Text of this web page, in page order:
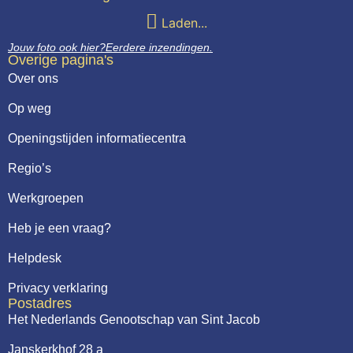
Laden...
Jouw foto ook hier?Eerdere inzendingen.
Overige pagina's
Over ons
Op weg
Openingstijden informatiecentra
Regio’s
Werkgroepen
Heb je een vraag?
Helpdesk
Privacy verklaring
Postadres
Het Nederlands Genootschap van Sint Jacob
Janskerkhof 28 a